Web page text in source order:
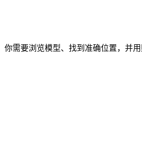
需要浏览模型、找到准确位置，并